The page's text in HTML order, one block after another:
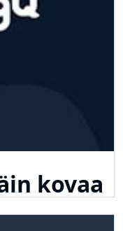
kovaa